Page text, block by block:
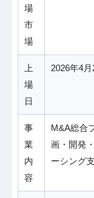
場
市
場
上
場
日
2026年4月
事
業
内
容
M&A総合
画・開発
ーシング